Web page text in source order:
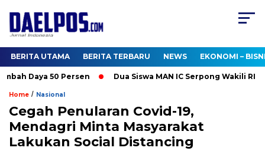
BERITA UTAMA BERITA TERBARU NEWS EKONOMI –
Daya 50 Persen Dua Siswa MAN IC Serpong Wakili RI di
Home / Nasional
Cegah Penularan Covid-19,
Mendagri Minta Masyarakat
Lakukan Social Distancing